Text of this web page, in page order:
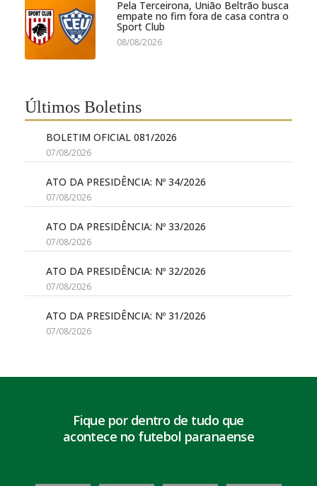
Pela Terceirona, União Beltrão busca
empate no fim fora de casa contra o
Sport Club
08/08/2026
Últimos Boletins
BOLETIM OFICIAL 081/2026
07/08/2026
ATO DA PRESIDÊNCIA: Nº 34/2026
07/08/2026
ATO DA PRESIDÊNCIA: Nº 33/2026
07/08/2026
ATO DA PRESIDÊNCIA: Nº 32/2026
07/08/2026
ATO DA PRESIDÊNCIA: Nº 31/2026
07/08/2026
Fique por dentro de tudo que
acontece no futebol paranaense